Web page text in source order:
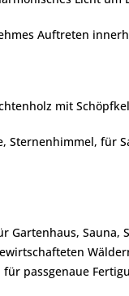
Auftreten
mit
Sternenhimmel, für
Sauna,
passgenaue